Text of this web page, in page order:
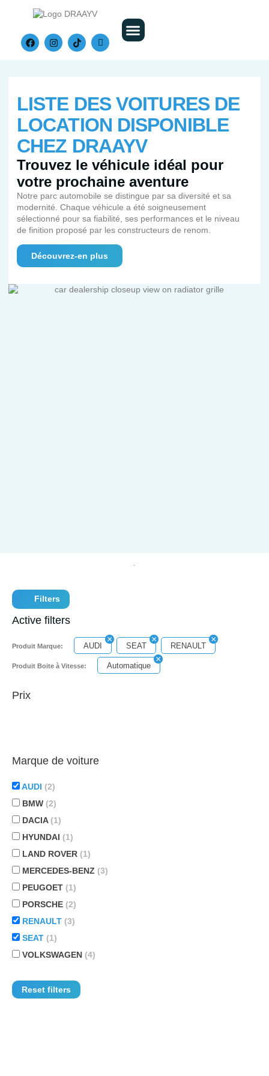
LISTE DES VOITURES DE
LOCATION DISPONIBLE
CHEZ DRAAYV
Trouvez le véhicule idéal pour
votre prochaine aventure
Notre parc automobile se distingue par sa diversité et sa
modernité. Chaque véhicule a été soigneusement
sélectionné pour sa fiabilité, ses performances et le niveau
de finition proposé par les constructeurs de renom.
Découvrez-en plus
Filters
Active filters
Produit Marque: AUDI SEAT RENAULT
Produit Boite à Vitesse: Automatique
Prix
Marque de voiture
AUDI (2)
BMW (2)
DACIA (1)
HYUNDAI (1)
LAND ROVER (1)
MERCEDES-BENZ (3)
PEUGOET (1)
PORSCHE (2)
RENAULT (3)
SEAT (1)
VOLKSWAGEN (4)
Reset filters